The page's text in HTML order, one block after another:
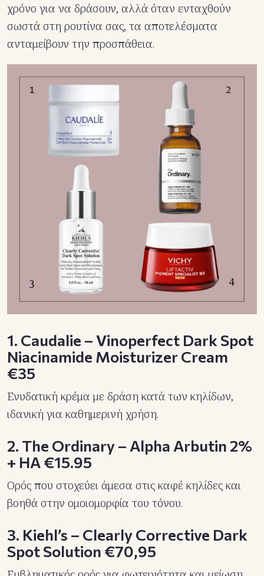
χρόνο για να δράσουν, αλλά όταν ενταχθούν
σωστά στη ρουτίνα σας, τα αποτελέσματα
ανταμείβουν την προσπάθεια.
1. Caudalie – Vinoperfect Dark Spot
Niacinamide Moisturizer Cream
€35
Ενυδατική κρέμα με δράση κατά των κηλίδων,
ιδανική για καθημερινή χρήση.
2. The Ordinary – Alpha Arbutin 2%
+ HA €15.95
Ορός που στοχεύει άμεσα στις καφέ κηλίδες και
βοηθά στην ομοιομορφία του τόνου.
3. Kiehl’s – Clearly Corrective Dark
Spot Solution €70,95